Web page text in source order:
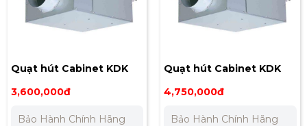
Quạt hút Cabinet KDK
12NSB
3,600,000đ
Bảo Hành Chính Hãng
Quạt hút Cabinet KDK
15NSB
4,750,000đ
Bảo Hành Chính Hãng